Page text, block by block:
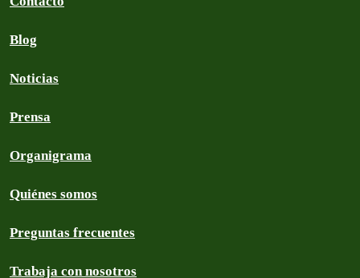
Blog
Noticias
Prensa
Organigrama
Quiénes somos
Preguntas frecuentes
Trabaja con nosotros